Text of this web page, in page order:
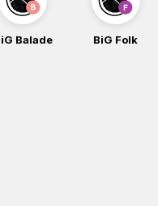
Balade BiG Folk